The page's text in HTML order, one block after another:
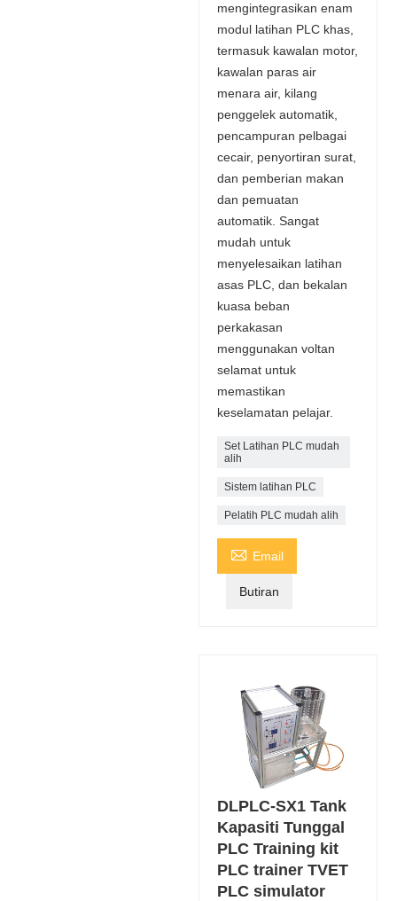
mengintegrasikan enam
modul latihan PLC khas,
termasuk kawalan motor,
kawalan paras air
menara air, kilang
penggelek automatik,
pencampuran pelbagai
cecair, penyortiran surat,
dan pemberian makan
dan pemuatan
automatik. Sangat
mudah untuk
menyelesaikan latihan
asas PLC, dan bekalan
kuasa beban
perkakasan
menggunakan voltan
selamat untuk
memastikan
keselamatan pelajar.
Set Latihan PLC mudah
alih
Sistem latihan PLC
Pelatih PLC mudah alih
 Email
Butiran
DLPLC-SX1 Tank
Kapasiti Tunggal
PLC Training kit
PLC trainer TVET
PLC simulator